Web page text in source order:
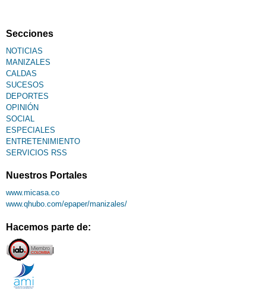
Secciones
NOTICIAS
MANIZALES
CALDAS
SUCESOS
DEPORTES
OPINIÓN
SOCIAL
ESPECIALES
ENTRETENIMIENTO
SERVICIOS RSS
Nuestros Portales
www.micasa.co
www.qhubo.com/epaper/manizales/
Hacemos parte de: